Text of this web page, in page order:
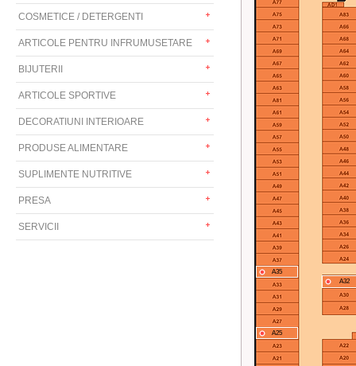
COSMETICE / DETERGENTI
ARTICOLE PENTRU INFRUMUSETARE
BIJUTERII
ARTICOLE SPORTIVE
DECORATIUNI INTERIOARE
PRODUSE ALIMENTARE
SUPLIMENTE NUTRITIVE
PRESA
SERVICII
A25
A32
A35